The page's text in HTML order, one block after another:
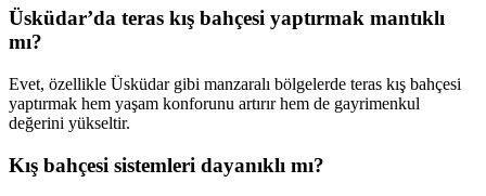
Üsküdar’da teras kış bahçesi yaptırmak mantıklı
mı?
Evet, özellikle Üsküdar gibi manzaralı bölgelerde teras kış bahçesi
yaptırmak hem yaşam konforunu artırır hem de gayrimenkul
değerini yükseltir.
Kış bahçesi sistemleri dayanıklı mı?